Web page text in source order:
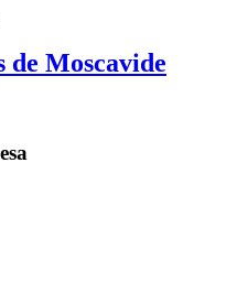
de Moscavide